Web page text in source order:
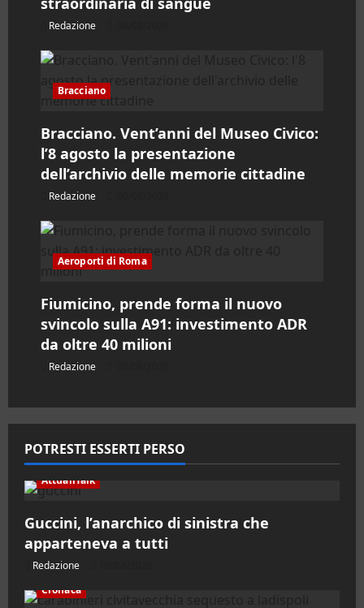
t
i
o
l
o
Redazione
Bracciano
Bracciano. Vent’anni del Museo Civico:
l’8 agosto la presentazione
dell’archivio delle memorie cittadine
Redazione
Aeroporti di Roma
Fiumicino, prende forma il nuovo
svincolo sulla A91: investimento ADR
da oltre 40 milioni
Redazione
POTRESTI ESSERTI PERSO
AttualiTalk
Guccini, l’anarchico di sinistra che
apparteneva a tutti
Redazione
Cronaca